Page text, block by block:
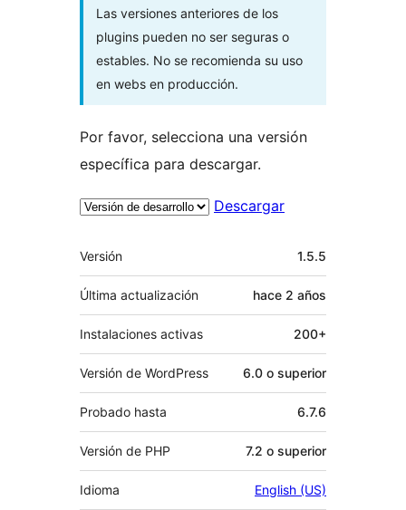
Las versiones anteriores de los
plugins pueden no ser seguras o
estables. No se recomienda su uso
en webs en producción.
Por favor, selecciona una versión
específica para descargar.
Descargar
Meta
Versión 1.5.5
Última actualización hace 2 años
Instalaciones activas 200+
Versión de WordPress 6.0 o superior
Probado hasta 6.7.6
Versión de PHP 7.2 o superior
Idioma English (US)